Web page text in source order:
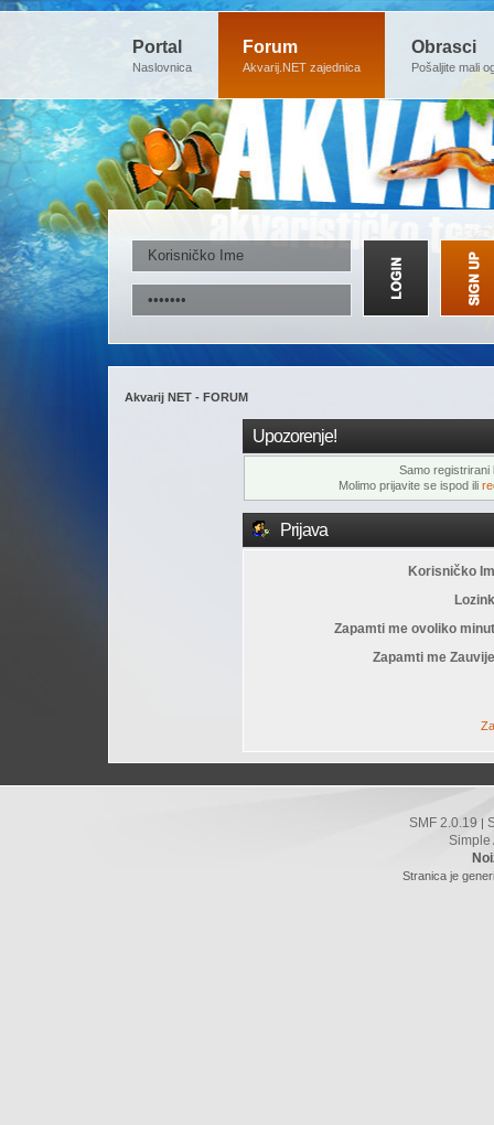
Portal
Naslovnica
Forum
Akvarij.NET zajednica
Obrasci
Pošaljite mali
Akvarij NET - FORUM
Upozorenje!
Samo registrirani
Molimo prijavite se ispod ili
Prijava
Korisničko
Zapamti me ovoliko
Zapamti me
SMF 2.0.19
Simple
Stranica je